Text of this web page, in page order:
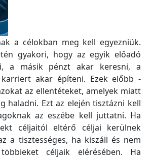
a célokban meg kell egyezniük.
gyakori, hogy az egyik előadó
a másik pénzt akar keresni, a
akar építeni. Ezek előbb -
az ellentéteket, amelyek miatt
haladni. Ezt az elején tisztázni kell
az eszébe kell juttatni. Ha
céljaitól eltérő céljai kerülnek
a tisztességes, ha kiszáll és nem
céljaik elérésében. Ha